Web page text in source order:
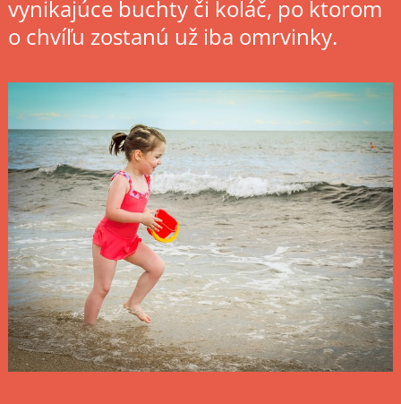
vynikajúce buchty či koláč, po ktorom
o chvíľu zostanú už iba omrvinky.